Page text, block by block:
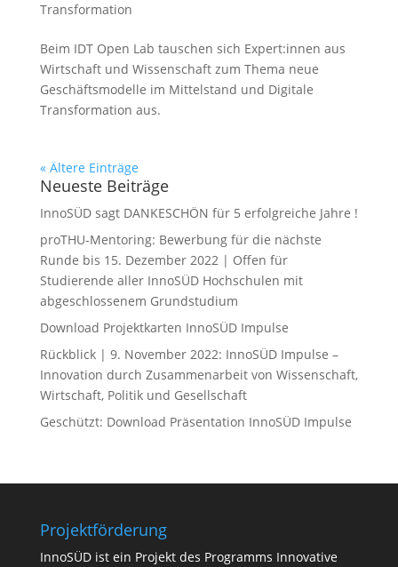
Transformation
Beim IDT Open Lab tauschen sich Expert:innen aus
Wirtschaft und Wissenschaft zum Thema neue
Geschäftsmodelle im Mittelstand und Digitale
Transformation aus.
« Ältere Einträge
Neueste Beiträge
InnoSÜD sagt DANKESCHÖN für 5 erfolgreiche Jahre !
proTHU-Mentoring: Bewerbung für die nächste
Runde bis 15. Dezember 2022 | Offen für
Studierende aller InnoSÜD Hochschulen mit
abgeschlossenem Grundstudium
Download Projektkarten InnoSÜD Impulse
Rückblick | 9. November 2022: InnoSÜD Impulse –
Innovation durch Zusammenarbeit von Wissenschaft,
Wirtschaft, Politik und Gesellschaft
Geschützt: Download Präsentation InnoSÜD Impulse
Projektförderung
InnoSÜD ist ein Projekt des Programms Innovative